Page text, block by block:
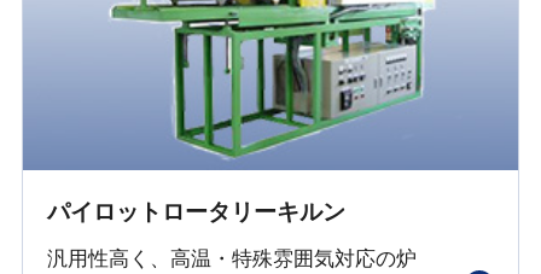
パイロットロータリーキルン
汎用性高く、高温・特殊雰囲気対応の炉